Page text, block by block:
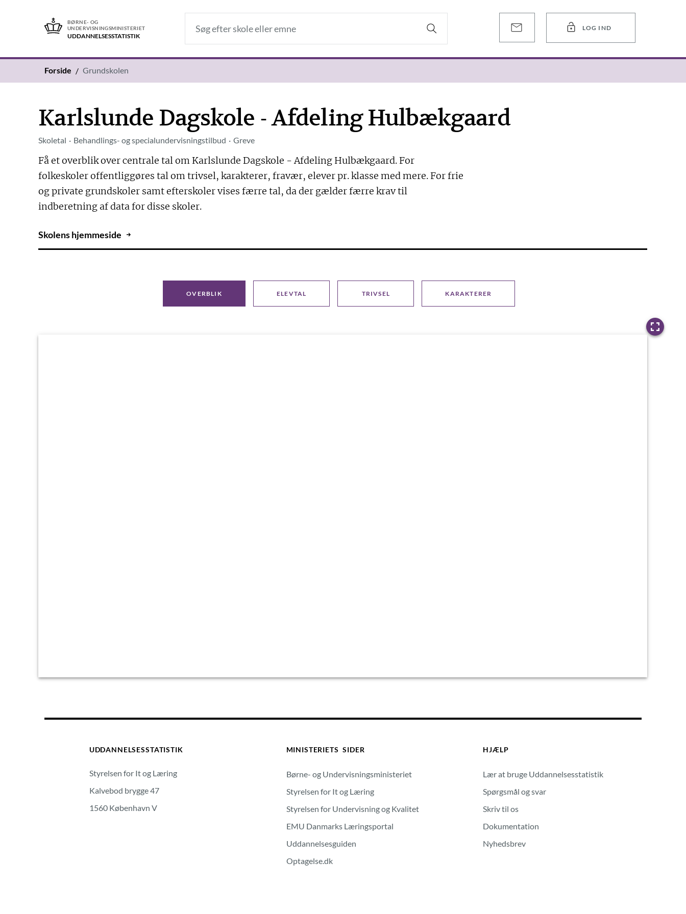
BØRNE- OG
UNDERVISNINGSMINISTERIET
UDDANNELSES­STATISTIK
LOG IND
Forside Grundskolen
Karlslunde Dagskole - Afdeling Hulbækgaard
Skoletal Behandlings- og specialundervisningstilbud Greve
Få et overblik over centrale tal om Karlslunde Dagskole - Afdeling Hulbækgaard. For
folkeskoler offentliggøres tal om trivsel, karakterer, fravær, elever pr. klasse med mere. For frie
og private grundskoler samt efterskoler vises færre tal, da der gælder færre krav til
indberetning af data for disse skoler.
Skolens hjemmeside
OVERBLIK ELEVTAL TRIVSEL KARAKTERER
UDDANNELSESSTATISTIK
Styrelsen for It og Læring
Kalvebod brygge 47
1560 København V
MINISTERIETS SIDER
Børne- og Undervisningsministeriet
Styrelsen for It og Læring
Styrelsen for Undervisning og Kvalitet
EMU Danmarks Læringsportal
Uddannelsesguiden
Optagelse.dk
HJÆLP
Lær at bruge Uddannelsesstatistik
Spørgsmål og svar
Skriv til os
Dokumentation
Nyhedsbrev